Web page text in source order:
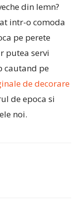
din lemn?
intr-o comoda
pe perete
putea servi
cautand pe
de decorare
de epoca si
noi.